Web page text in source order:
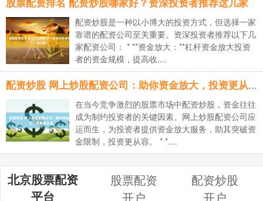
配资炒股是一种以小博大的投资方式，但选择一家
靠谱的配资公司至关重要。资深投资者推荐以下几
家配资公司： * **资金放大：**杠杆资金放大投资
者的资金规模，提高收....
配资炒股 网上炒股配资公司：助你资金放大，投资更从容
在当今竞争激烈的股票市场中配资炒股，资金往往
成为制约投资者的关键因素。网上炒股配资公司应
运而生，为投资者提供资金放大服务，助其突破资
金限制，投资更从容。 * *....
北京股票配资
平台
股票配资
开户
配资炒股
开户